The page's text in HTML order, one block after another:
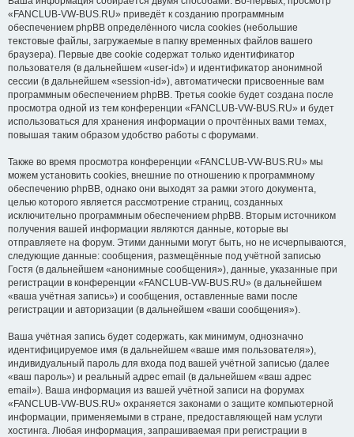
«FANCLUB-VW-BUS.RU» приведёт к созданию программным
обеспечением phpBB определённого числа cookies (небольшие
текстовые файлы, загружаемые в папку временных файлов вашего
браузера). Первые две cookie содержат только идентификатор
пользователя (в дальнейшем «user-id») и идентификатор анонимной
сессии (в дальнейшем «session-id»), автоматически присвоенные вам
программным обеспечением phpBB. Третья cookie будет создана после
просмотра одной из тем конференции «FANCLUB-VW-BUS.RU» и будет
использоваться для хранения информации о прочтённых вами темах,
повышая таким образом удобство работы с форумами.
Также во время просмотра конференции «FANCLUB-VW-BUS.RU» мы
можем установить cookies, внешние по отношению к программному
обеспечению phpBB, однако они выходят за рамки этого документа,
целью которого является рассмотрение страниц, созданных
исключительно программным обеспечением phpBB. Вторым источником
получения вашей информации являются данные, которые вы
отправляете на форум. Этими данными могут быть, но не исчерпываются,
следующие данные: сообщения, размещённые под учётной записью
Гостя (в дальнейшем «анонимные сообщения»), данные, указанные при
регистрации в конференции «FANCLUB-VW-BUS.RU» (в дальнейшем
«ваша учётная запись») и сообщения, оставленные вами после
регистрации и авторизации (в дальнейшем «ваши сообщения»).
Ваша учётная запись будет содержать, как минимум, однозначно
идентифицируемое имя (в дальнейшем «ваше имя пользователя»),
индивидуальный пароль для входа под вашей учётной записью (далее
«ваш пароль») и реальный адрес email (в дальнейшем «ваш адрес
email»). Ваша информация из вашей учётной записи на форумах
«FANCLUB-VW-BUS.RU» охраняется законами о защите компьютерной
информации, применяемыми в стране, предоставляющей нам услуги
хостинга. Любая информация, запрашиваемая при регистрации в